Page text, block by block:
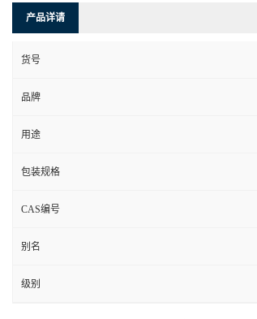
产品详请
货号
品牌
用途
包装规格
CAS编号
别名
级别